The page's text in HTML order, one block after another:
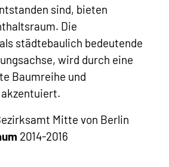
sind, bieten
Die
städtebaulich bedeutende
wird durch eine
Baumreihe und
Mitte von Berlin
2014-2016